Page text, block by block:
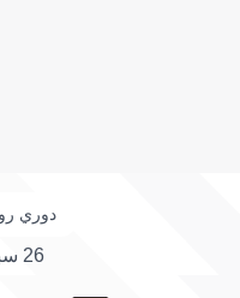
دوري
26 سبتمبر 2025